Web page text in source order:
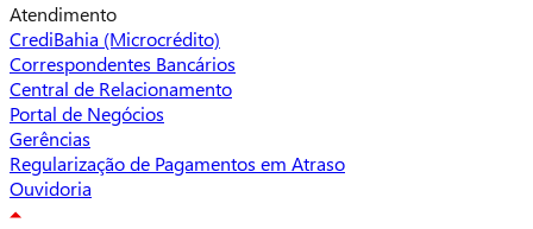
Atendimento
CrediBahia (Microcrédito)
Correspondentes Bancários
Central de Relacionamento
Portal de Negócios
Gerências
Regularização de Pagamentos em Atraso
Ouvidoria